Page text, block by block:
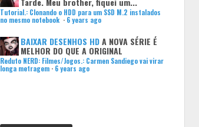
Tutorial.: Clonando o HDD para um SSD M.2 instalados
no mesmo notebook · 6 years ago
BAIXAR DESENHOS HD A NOVA SÉRIE É
MELHOR DO QUE A ORIGINAL
Reduto NERD: Filmes/Jogos.: Carmen Sandiego vai virar
longa metragem· 6 years ago